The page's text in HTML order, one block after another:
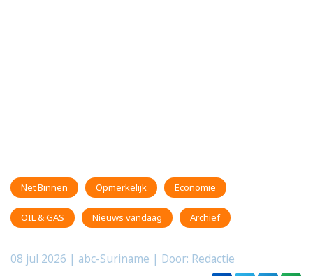
Net Binnen Opmerkelijk Economie
OIL & GAS Nieuws vandaag Archief
08 jul 2026 | abc-Suriname | Door: Redactie